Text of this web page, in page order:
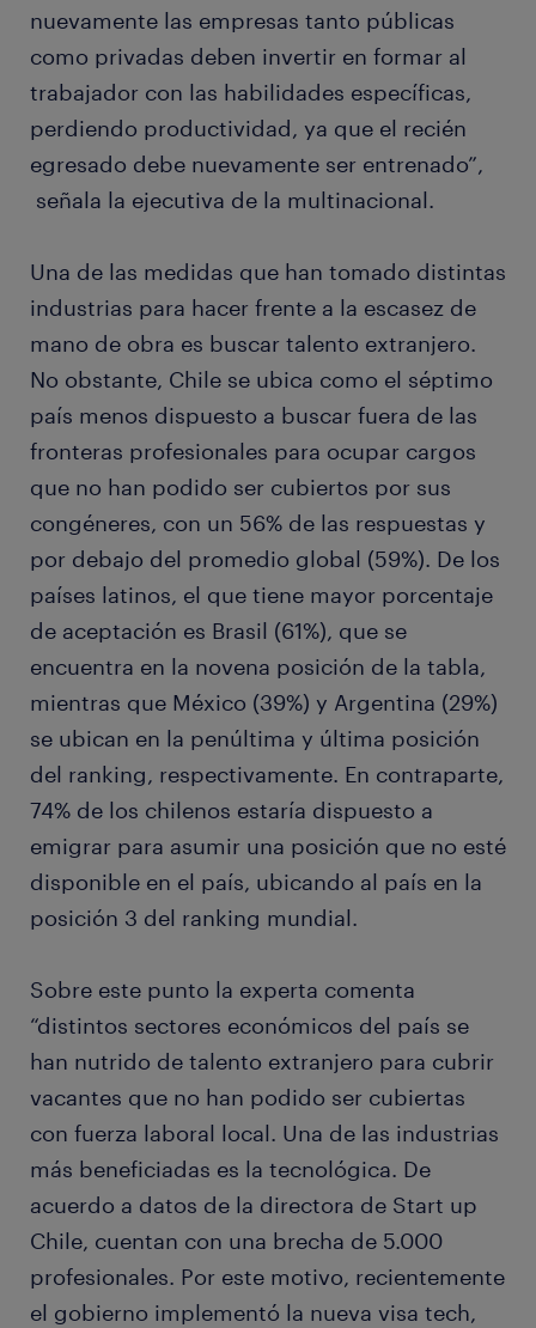
nuevamente las empresas tanto públicas
como privadas deben invertir en formar al
trabajador con las habilidades específicas,
perdiendo productividad, ya que el recién
egresado debe nuevamente ser entrenado”,
señala la ejecutiva de la multinacional.
Una de las medidas que han tomado distintas
industrias para hacer frente a la escasez de
mano de obra es buscar talento extranjero.
No obstante, Chile se ubica como el séptimo
país menos dispuesto a buscar fuera de las
fronteras profesionales para ocupar cargos
que no han podido ser cubiertos por sus
congéneres, con un 56% de las respuestas y
por debajo del promedio global (59%). De los
países latinos, el que tiene mayor porcentaje
de aceptación es Brasil (61%), que se
encuentra en la novena posición de la tabla,
mientras que México (39%) y Argentina (29%)
se ubican en la penúltima y última posición
del ranking, respectivamente. En contraparte,
74% de los chilenos estaría dispuesto a
emigrar para asumir una posición que no esté
disponible en el país, ubicando al país en la
posición 3 del ranking mundial.
Sobre este punto la experta comenta
“distintos sectores económicos del país se
han nutrido de talento extranjero para cubrir
vacantes que no han podido ser cubiertas
con fuerza laboral local. Una de las industrias
más beneficiadas es la tecnológica. De
acuerdo a datos de la directora de Start up
Chile, cuentan con una brecha de 5.000
profesionales. Por este motivo, recientemente
el gobierno implementó la nueva visa tech,